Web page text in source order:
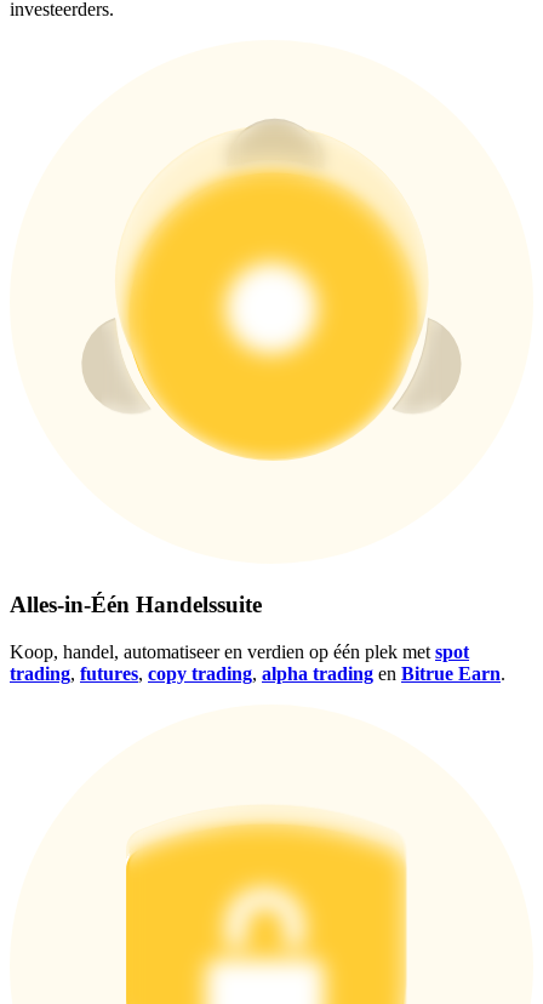
Meer evenementen
Win prijzen en exclusieve beloningen
Log inAanmelden
investeerders.
Alles-in-Één Handelssuite
Koop, handel, automatiseer en verdien op één plek met spot
trading, futures, copy trading, alpha trading en Bitrue Earn.